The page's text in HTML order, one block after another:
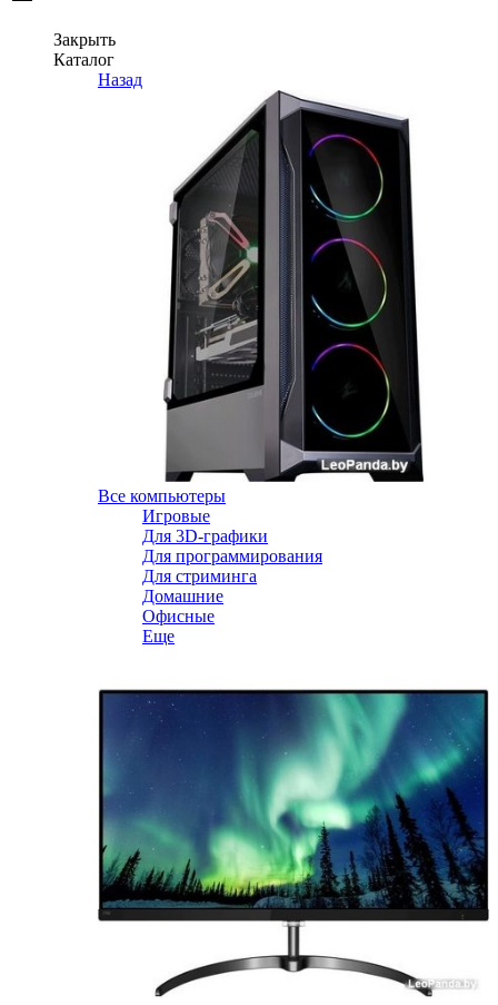
Закрыть
Каталог
Назад
Все компьютеры
Игровые
Для 3D-графики
Для программирования
Для стриминга
Домашние
Офисные
Еще